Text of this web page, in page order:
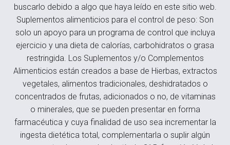
buscarlo debido a algo que haya leído en este sitio web.
Suplementos alimenticios para el control de peso: Son
solo un apoyo para un programa de control que incluya
ejercicio y una dieta de calorías, carbohidratos o grasa
restringida. Los Suplementos y/o Complementos
Alimenticios están creados a base de Hierbas, extractos
vegetales, alimentos tradicionales, deshidratados o
concentrados de frutas, adicionados o no, de vitaminas
o minerales, que se pueden presentar en forma
farmacéutica y cuya finalidad de uso sea incrementar la
ingesta dietética total, complementarla o suplir algún